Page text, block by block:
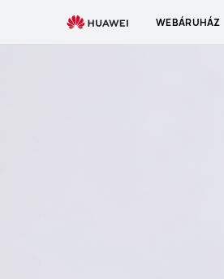
WEBÁRUHÁZ